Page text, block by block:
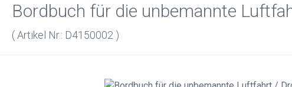
Bordbuch für die unbemannte
( Artikel Nr.: D4150002 )